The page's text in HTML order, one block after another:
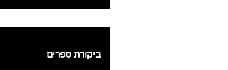
ביקורת ספרים